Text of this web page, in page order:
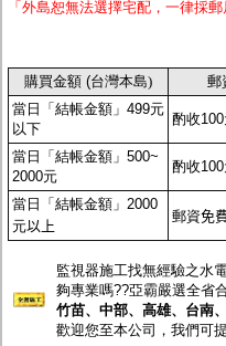
防護罩及支架
網路設備
視訊轉換設備
雙絞線傳輸器
雜訊改善器
分配放大器
網路線用水晶頭
網路線
懶人線.同軸線.花線
線頭.插座.延長線.HDMI線
變壓器.避雷器
轉接頭
偽裝嚇阻假監視器. 警示防盜
行車紀錄器.車用插座配件
「外島恕無法選擇宅配，一律採郵
購買金額 (台灣本島) 郵
當日「結帳金額」499元
以下
酌收
當日「結帳金額」500~
2000元
酌收
當日「結帳金額」2000
元以上
郵資免
監視器施工找無經驗之水
夠專業嗎??亞霸嚴選全省
竹苗、中部、高雄、台南
歡迎您至本公司，我們可